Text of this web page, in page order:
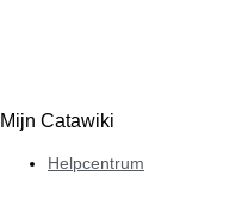
Mijn Catawiki
Helpcentrum